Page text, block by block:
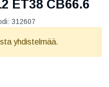
ET38 CB66.6
312607
yhdistelmää.